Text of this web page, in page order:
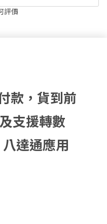
評價
款，貨到前
支援轉數
達通應用